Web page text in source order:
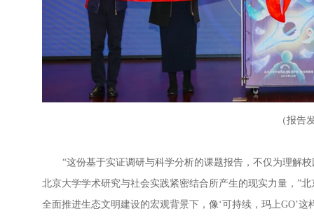
（报告
“这份基于实证调研与科学分析的课题报告，不仅为理解
北京大学学术研究与社会实践紧密结合所产生的现实力量，”
全面推进生态文明建设的宏观背景下，像‘可持续，玛上GO’这